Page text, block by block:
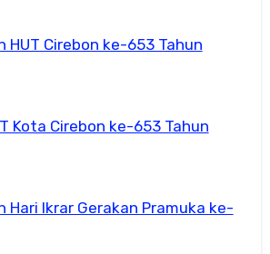
HUT Cirebon ke-653 Tahun
Kota Cirebon ke-653 Tahun
Hari Ikrar Gerakan Pramuka ke-